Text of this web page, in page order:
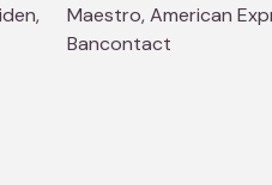
Maestro, American Express, Diners Club, Master Card, Visa,
Bancontact